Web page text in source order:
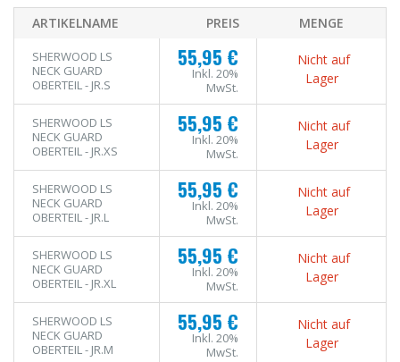
ARTIKELNAME PREIS MENGE
SHERWOOD LS
NECK GUARD
OBERTEIL - JR.S
55,95 €
Inkl. 20%
MwSt.
Nicht auf
Lager
SHERWOOD LS
NECK GUARD
OBERTEIL - JR.XS
55,95 €
Inkl. 20%
MwSt.
Nicht auf
Lager
SHERWOOD LS
NECK GUARD
OBERTEIL - JR.L
55,95 €
Inkl. 20%
MwSt.
Nicht auf
Lager
SHERWOOD LS
NECK GUARD
OBERTEIL - JR.XL
55,95 €
Inkl. 20%
MwSt.
Nicht auf
Lager
SHERWOOD LS
NECK GUARD
OBERTEIL - JR.M
55,95 €
Inkl. 20%
MwSt.
Nicht auf
Lager